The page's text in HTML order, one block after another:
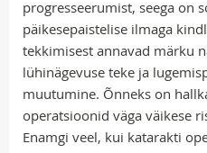
progresseerumist, seega on
päikesepaistelise ilmaga
tekkimisest annavad märku
lühinägevuse teke ja
muutumine. Õnneks on
operatsioonid väga väikese
Enamgi veel, kui katarakti